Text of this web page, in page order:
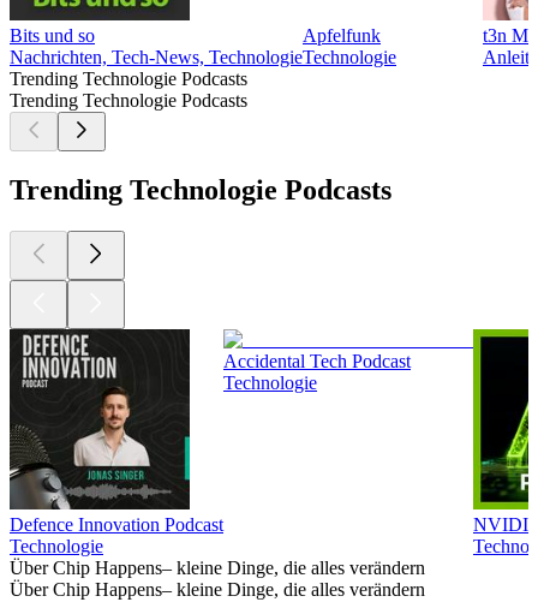
Bits und so
Nachrichten, Tech-News, Technologie
Apfelfunk
Technologie
t3n
Trending Technologie Podcasts
Trending Technologie Podcasts
Trending Technologie Podcasts
Defence Innovation Podcast
Technologie
Accidental Tech Podcast
Technologie
Über Chip Happens– kleine Dinge, die alles verändern
Über Chip Happens– kleine Dinge, die alles verändern